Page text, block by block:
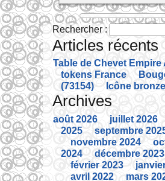
Rechercher :
Articles récents
Table de Chevet
tokens France
(73154)
Icône
Archives
août 2026 juillet 2026
2025
septembre
novembre 2024
2024
décembre 2023
février 2023
avril 2022
mars